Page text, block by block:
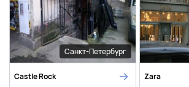
Санкт-Петербург
Castle Rock Zara